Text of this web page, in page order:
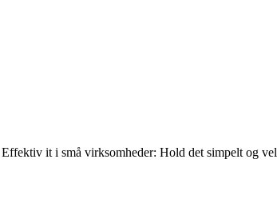
Effektiv it i små virksomheder: Hold det simpelt og